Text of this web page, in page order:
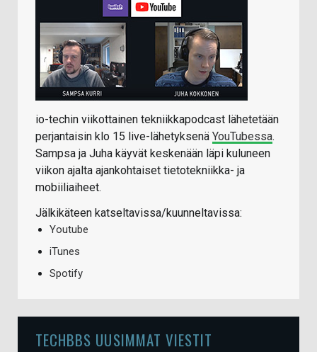
io-techin viikottainen tekniikkapodcast lähetetään
perjantaisin klo 15 live-lähetyksenä YouTubessa.
Sampsa ja Juha käyvät keskenään läpi kuluneen
viikon ajalta ajankohtaiset tietotekniikka- ja
mobiiliaiheet.
Jälkikäteen katseltavissa/kuunneltavissa:
Youtube
iTunes
Spotify
TECHBBS UUSIMMAT VIESTIT